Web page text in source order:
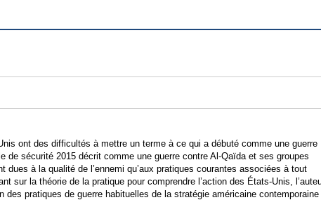
ont des difficultés à mettre un terme à ce qui a débuté comme une guerre
de sécurité 2015 décrit comme une guerre contre Al-Qaïda et ses groupes
à la qualité de l’ennemi qu’aux pratiques courantes associées à tout
sur la théorie de la pratique pour comprendre l’action des États-Unis,
des pratiques de guerre habituelles de la stratégie américaine contemporaine